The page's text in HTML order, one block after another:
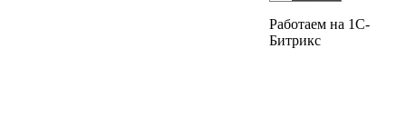
Работаем на 1C-
Битрикс